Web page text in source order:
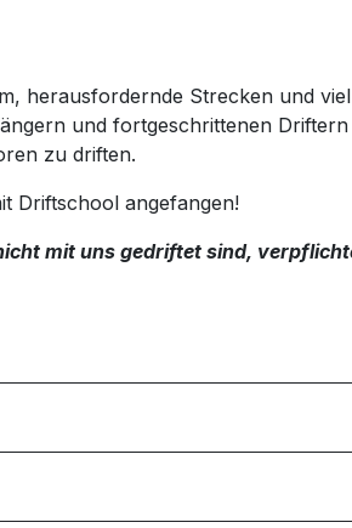
herausfordernde Strecken und
und fortgeschrittenen
zu driften.
Driftschool angefangen!
mit uns gedriftet sind,